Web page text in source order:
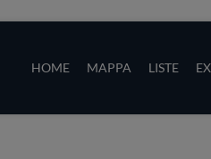
HOME MAPPA LISTE